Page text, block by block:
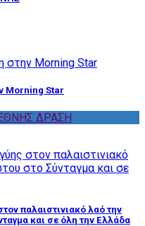
Morning Star
ΔΡΑΣΗ
παλαιστινιακό λαό την
και σε όλη την Ελλάδα